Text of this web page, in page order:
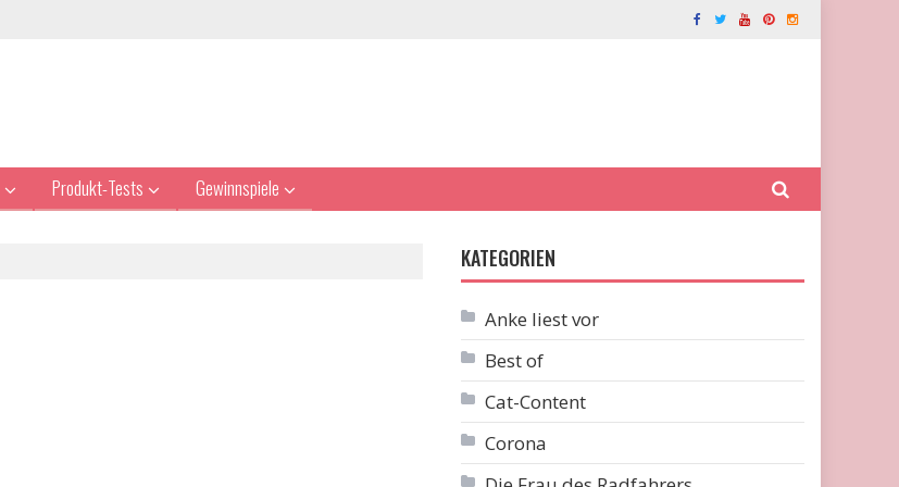
Produkt-Tests Gewinnspiele
KATEGORIEN
Anke liest vor
Best of
Cat-Content
Corona